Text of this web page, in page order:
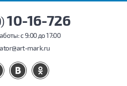
10-16-726
c 9:00 до 17:00
mark.ru